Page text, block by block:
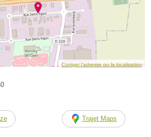
Corriger l’adresse ou la localisation
Trajet Maps